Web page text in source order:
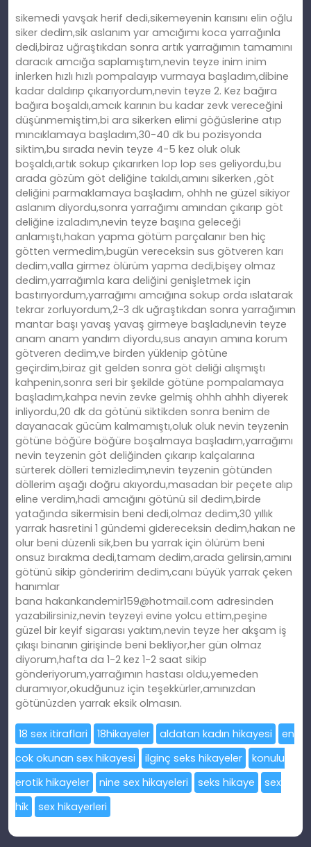
sikemedi yavşak herif dedi,sikemeyenin karısını elin oğlu
siker dedim,sik aslanım yar amcığımı koca yarrağınla
dedi,biraz uğraştıkdan sonra artık yarrağımın tamamını
daracık amcığa saplamıştım,nevin teyze inim inim
inlerken hızlı hızlı pompalayıp vurmaya başladım,dibine
kadar daldırıp çıkarıyordum,nevin teyze 2. Kez bağıra
bağıra boşaldı,amcık karının bu kadar zevk vereceğini
düşünmemiştim,bi ara sikerken elimi göğüslerine atıp
mıncıklamaya başladım,30-40 dk bu pozisyonda
siktim,bu sırada nevin teyze 4-5 kez oluk oluk
boşaldı,artık sokup çıkarırken lop lop ses geliyordu,bu
arada gözüm göt deliğine takıldı,amını sikerken ,göt
deliğini parmaklamaya başladım, ohhh ne güzel sikiyor
aslanım diyordu,sonra yarrağımı amından çıkarıp göt
deliğine izaladım,nevin teyze başına geleceği
anlamıştı,hakan yapma götüm parçalanır ben hiç
götten vermedim,bugün vereceksin sus götveren karı
dedim,valla girmez ölürüm yapma dedi,bişey olmaz
dedim,yarrağımla kara deliğini genişletmek için
bastırıyordum,yarrağımı amcığına sokup orda ıslatarak
tekrar zorluyordum,2-3 dk uğraştıkdan sonra yarrağımın
mantar başı yavaş yavaş girmeye başladı,nevin teyze
anam anam yandım diyordu,sus anayın amına korum
götveren dedim,ve birden yüklenip götüne
geçirdim,biraz git gelden sonra göt deliği alışmıştı
kahpenin,sonra seri bir şekilde götüne pompalamaya
başladım,kahpa nevin zevke gelmiş ohhh ahhh diyerek
inliyordu,20 dk da götünü siktikden sonra benim de
dayanacak gücüm kalmamıştı,oluk oluk nevin teyzenin
götüne böğüre böğüre boşalmaya başladım,yarrağımı
nevin teyzenin göt deliğinden çıkarıp kalçalarına
sürterek dölleri temizledim,nevin teyzenin götünden
döllerim aşağı doğru akıyordu,masadan bir peçete alıp
eline verdim,hadi amcığını götünü sil dedim,birde
yatağında sikermisin beni dedi,olmaz dedim,30 yıllık
yarrak hasretini 1 gündemi gidereceksin dedim,hakan ne
olur beni düzenli sik,ben bu yarrak için ölürüm beni
onsuz bırakma dedi,tamam dedim,arada gelirsin,amını
götünü sikip gönderirim dedim,canı büyük yarrak çeken
hanımlar
bana hakankandemir159@hotmail.com adresinden
yazabilirsiniz,nevin teyzeyi evine yolcu ettim,peşine
güzel bir keyif sigarası yaktım,nevin teyze her akşam iş
çıkışı binanın girişinde beni bekliyor,her gün olmaz
diyorum,hafta da 1-2 kez 1-2 saat sikip
gönderiyorum,yarrağımın hastası oldu,yemeden
duramıyor,okudğunuz için teşekkürler,amınızdan
götünüzden yarrak eksik olmasın.
18 sex itiraflari 18hikayeler aldatan kadın hikayesi
en
cok okunan sex hikayesi
ilginç seks hikayeler
konulu
erotik hikayeler
nine sex hikayeleri seks hikaye
sex
hi̇k
sex hikayerleri